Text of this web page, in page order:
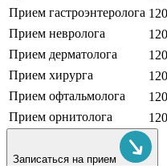
Прием гастроэнтеролога
Прием невролога
Прием дерматолога
Прием хирурга
Прием офтальмолога
Прием орнитолога
Записаться на прием